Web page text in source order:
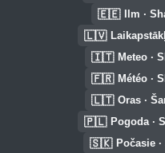
🇪🇪 Ilm ·
🇱🇻
🇮🇹 Meteo ·
🇫🇷 Météo ·
🇱🇹 Oras ·
🇵🇱 Pogoda ·
🇸🇰 Počasie